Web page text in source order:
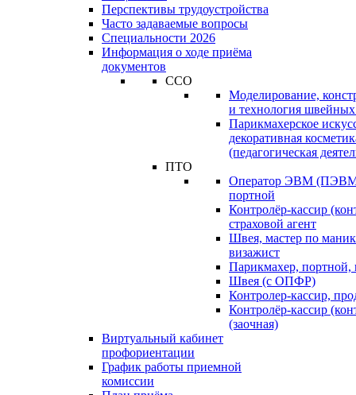
Перспективы трудоустройства
Часто задаваемые вопросы
Специальности 2026
Информация о ходе приёма
документов
ССО
Моделирование,
и технология
Парикмахерское
декоративная
(педагогическая
ПТО
Оператор ЭВМ
портной
Контролёр-кассир
страховой агент
Швея, мастер по
визажист
Парикмахер, портной,
Швея (с ОПФР)
Контролер-кассир,
Контролёр-кассир
(заочная)
Виртуальный кабинет
профориентации
График работы приемной
комиссии